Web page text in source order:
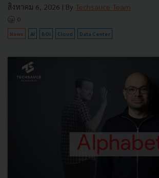
สิงหาคม 6, 2026 | By Techsauce Team
0
News AI BOI Cloud Data Center